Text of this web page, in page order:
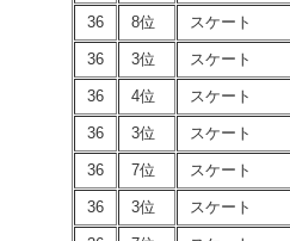
36 8位 スケート
36 3位 スケート
36 4位 スケート
36 3位 スケート
36 7位 スケート
36 3位 スケート